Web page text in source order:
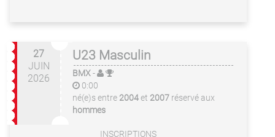
27
JUIN
2026
U23 Masculin
BMX-
0:00
né(e)s entre 2004et 2007 réservé aux
hommes
INSCRIPTIONS